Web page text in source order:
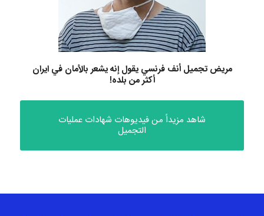
مريض تجميل أنف فرنسي يقول إنه يشعر بالأمان في ايران
أكثر من بلده!
شاهد مزيداً من فيديوهات شهادات عمليات
التجميل